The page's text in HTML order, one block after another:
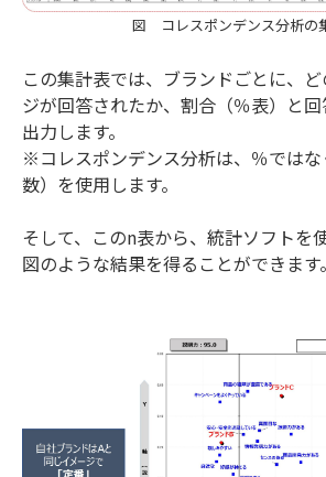
図 コレスポンデンス分析の
この集計表では、ブランドごとに、
ジが回答されたか、割合（％表）と
出力します。
※コレスポンデンス分析は、％では
数）を使用します。
そして、このn表から、統計ソフトを
図のような結果を得ることができます。